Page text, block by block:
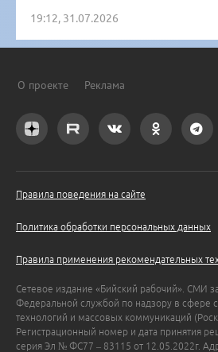
19:12, 31.07.2026
О проекте Реклама
Правила поведения на сайте
Политика обработки персональных данных
Правила применения рекомендательных
Сетевое издание «Бийский рабочий». СМИ
Федеральной службой по надзору в сфере
технологий и массовых коммуникаций
Регистрационный номер и дата принятия
серия Эл № ФС77 – 83115 от 12.05.2022г.